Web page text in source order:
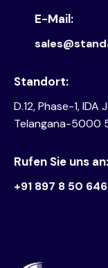
Standort:
D.12, Phase-1,
Telangana-5000
E-Mail:
Rufen Sie uns an:
+91 897 8 50